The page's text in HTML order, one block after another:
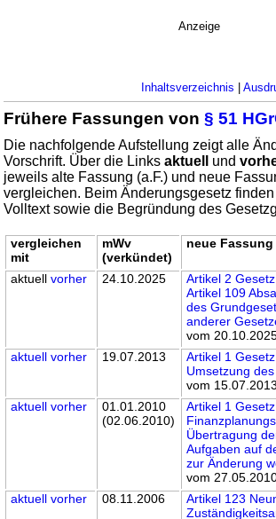
Anzeige
Inhaltsverzeichnis |
Frühere Fassungen von§ 51
Die nachfolgende Aufstellung zeigt alle
Vorschrift. Über die Linksaktuell und
jeweils alte Fassung (a.F.) und neue
vergleichen. Beim Änderungsgesetz
Volltext sowie die Begründung des
vergleichen
mit
mWv
(verkündet)
neue
aktuellvorher 24.10.2025
Artikel 2
Artikel 109
des
anderer
vom
aktuell vorher 19.07.2013
Artikel 1
Umsetzung
vom
aktuell vorher
01.01.2010
(02.06.2010)
Artikel 1
Übertragung
Aufgaben auf
zur Änderung
vom
aktuell vorher 08.11.2006
Artikel 123